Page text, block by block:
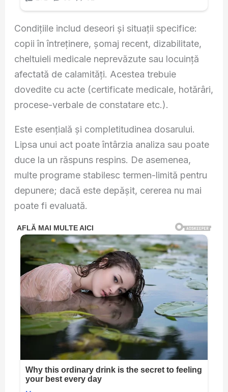
Condițiile includ deseori și situații specifice:
copii în întreținere, șomaj recent, dizabilitate,
cheltuieli medicale neprevăzute sau locuință
afectată de calamități. Acestea trebuie
dovedite cu acte (certificate medicale, hotărâri,
procese-verbale de constatare etc.).
Este esențială și completitudinea dosarului.
Lipsa unui act poate întârzia analiza sau poate
duce la un răspuns respins. De asemenea,
multe programe stabilesc termen-limită pentru
depunere; dacă este depășit, cererea nu mai
poate fi evaluată.